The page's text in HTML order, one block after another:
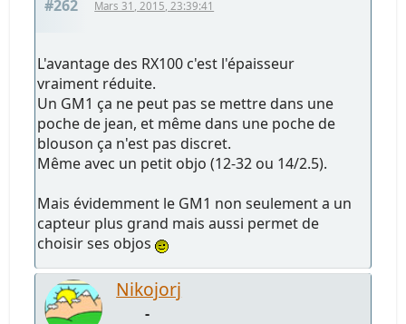
#262 Mars 31, 2015, 23:39:41
L'avantage des RX100 c'est l'épaisseur
vraiment réduite.
Un GM1 ça ne peut pas se mettre dans une
poche de jean, et même dans une poche de
blouson ça n'est pas discret.
Même avec un petit objo (12-32 ou 14/2.5).
Mais évidemment le GM1 non seulement a un
capteur plus grand mais aussi permet de
choisir ses objos
Nikojorj
-